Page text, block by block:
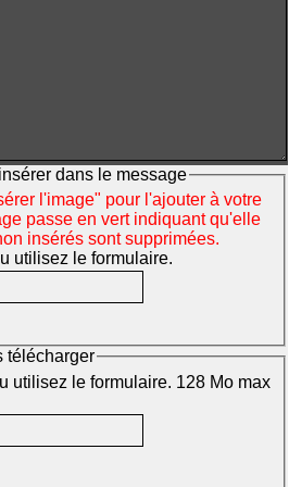
dans le message
l'image" pour l'ajouter à votre
passe en vert indiquant qu'elle
insérés sont supprimées.
utilisez le formulaire.
télécharger
utilisez le formulaire. 128 Mo max